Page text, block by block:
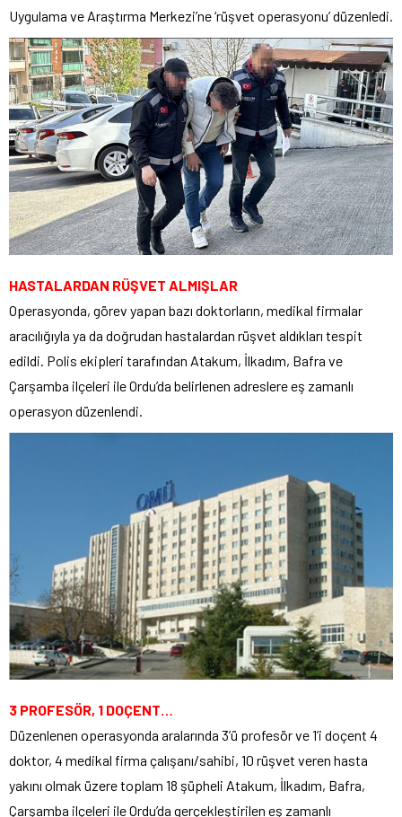
Uygulama ve Araştırma Merkezi’ne ‘rüşvet operasyonu’ düzenledi.
HASTALARDAN RÜŞVET ALMIŞLAR
Operasyonda, görev yapan bazı doktorların, medikal firmalar
aracılığıyla ya da doğrudan hastalardan rüşvet aldıkları tespit
edildi. Polis ekipleri tarafından Atakum, İlkadım, Bafra ve
Çarşamba ilçeleri ile Ordu’da belirlenen adreslere eş zamanlı
operasyon düzenlendi.
3 PROFESÖR, 1 DOÇENT…
Düzenlenen operasyonda aralarında 3’ü profesör ve 1’i doçent 4
doktor, 4 medikal firma çalışanı/sahibi, 10 rüşvet veren hasta
yakını olmak üzere toplam 18 şüpheli Atakum, İlkadım, Bafra,
Çarşamba ilçeleri ile Ordu’da gerçekleştirilen eş zamanlı